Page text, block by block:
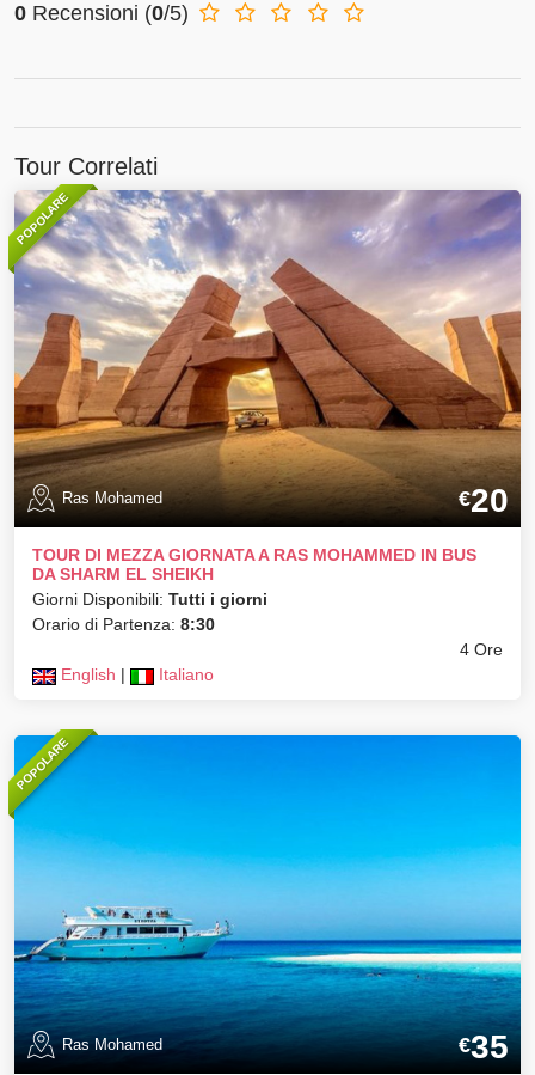
0 Recensioni (0/5)
Tour Correlati
POPOLARE
Ras Mohamed €20
TOUR DI MEZZA GIORNATA A RAS MOHAMMED IN BUS
DA SHARM EL SHEIKH
Giorni Disponibili: Tutti i giorni
Orario di Partenza: 8:30
4 Ore
English | Italiano
POPOLARE
Ras Mohamed €35